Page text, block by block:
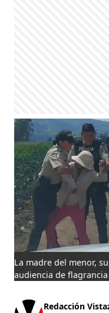
La madre del menor,
audiencia de
Redacción